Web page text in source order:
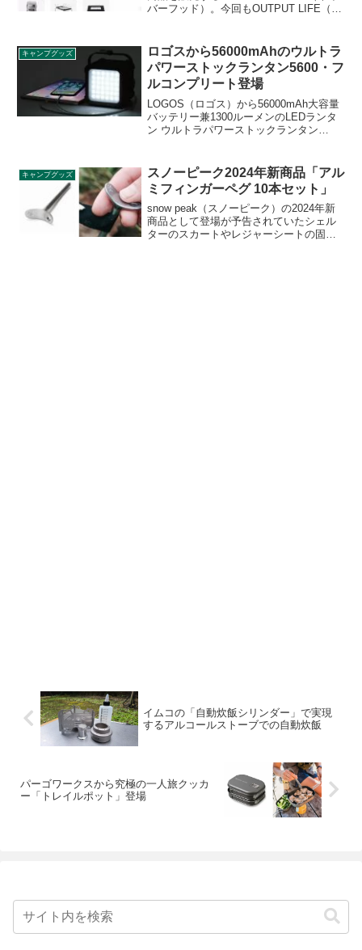
バーフッド）。今回もOUTPUT LIFE（ア
場予定です。詳細をレビューします。
キャンプグッズ
ロゴスから56000mAhのウルトラ
パワーストックランタン5600・フ
ルコンプリート登場
LOGOS（ロゴス）から56000mAh大容量
バッテリー兼1300ルーメンのLEDランタ
ン ウルトラパワーストックランタン
方の機能を備えた本製品の詳細をレビュ
ーします。
キャンプグッズ
スノーピーク2024年新商品「アル
ミフィンガーペグ 10本セット」
snow peak（スノーピーク）の2024年新
商品として登場が予告されていたシェル
ターのスカートやレジャーシートの固定
イムコの「自動炊飯シリンダー」で実現
するアルコールストーブでの自動炊飯
パーゴワークスから究極の一人旅クッカ
ー「トレイルポット」登場